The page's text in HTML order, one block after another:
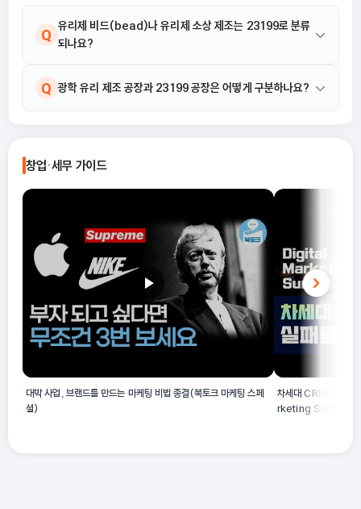
으로 정리합니다.
Q
유리제 비드(bead)나 유리제 소상 제조는 23199로 분류
되나요?
A 네, 유리제 비드(bead) 제조 및 유리제 소상(모조 신변 장신품 제
Q 광학 유리 제조 공장과 23199 공장은 어떻게 구분하나요?
제외한 유리제의 모조 진주, 모조 귀석, 유사 장식용 유리제품 등을
제조하는 경우에만 23199로 분류됩니다.
창업·세무 가이드
대박 사업, 브랜드를 만드는 마케팅 비법 종결(북토크 마케팅 스페
셜)
차세대 CRM 및 퍼
rketing Summit(디